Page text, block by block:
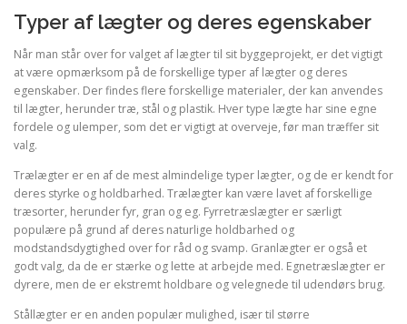
Typer af lægter og deres egenskaber
Når man står over for valget af lægter til sit byggeprojekt, er det vigtigt
at være opmærksom på de forskellige typer af lægter og deres
egenskaber. Der findes flere forskellige materialer, der kan anvendes
til lægter, herunder træ, stål og plastik. Hver type lægte har sine egne
fordele og ulemper, som det er vigtigt at overveje, før man træffer sit
valg.
Trælægter er en af de mest almindelige typer lægter, og de er kendt for
deres styrke og holdbarhed. Trælægter kan være lavet af forskellige
træsorter, herunder fyr, gran og eg. Fyrretræslægter er særligt
populære på grund af deres naturlige holdbarhed og
modstandsdygtighed over for råd og svamp. Granlægter er også et
godt valg, da de er stærke og lette at arbejde med. Egnetræslægter er
dyrere, men de er ekstremt holdbare og velegnede til udendørs brug.
Stållægter er en anden populær mulighed, især til større